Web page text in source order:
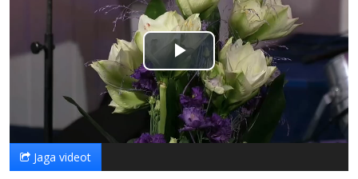
Esita
video
Jaga videot